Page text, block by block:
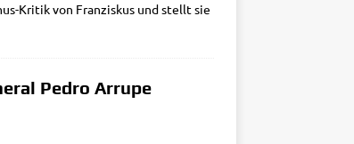
Kri­tik von Fran­zis­kus und stellt sie
Pedro Arrupe